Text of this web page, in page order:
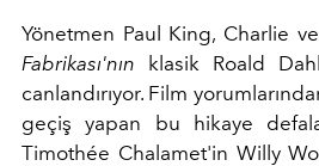
Yönetmen Paul King, Charlie ve
Fabrikası'nın klasik Roald
canlandırıyor. Film
geçiş yapan bu hikaye
Timothée Chalamet'in Willy